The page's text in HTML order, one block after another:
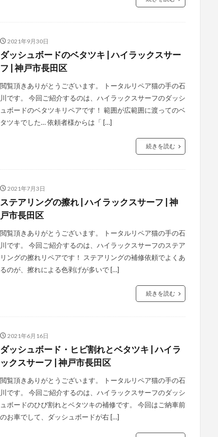
2021年9月30日
ダッシュボードのベタツキ | ハイラックスサー
フ | 神戸市長田区
閲覧頂きありがとうございます。 トータルリペア猫の手の石
川です。 今回ご紹介するのは、ハイラックスサーフのダッシ
ュボードのベタツキリペアです！ 範囲が広範囲に渡ってのベ
タツキでした… 依頼者様からは「 […]
続きを読む
2021年7月3日
ステアリングの擦れ | ハイラックスサーフ | 神
戸市長田区
閲覧頂きありがとうございます。 トータルリペア猫の手の石
川です。 今回ご紹介するのは、ハイラックスサーフのステア
リングの擦れリペアです！ ステアリングの補修依頼でよくあ
るのが、擦れによる色剥げが多いで […]
続きを読む
2021年6月16日
ダッシュボード・ヒビ割れとベタツキ | ハイラ
ックスサーフ | 神戸市長田区
閲覧頂きありがとうございます。 トータルリペア猫の手の石
川です。 今回ご紹介するのは、ハイラックスサーフのダッシ
ュボードのひび割れとベタツキの補修です。 今回はご納車前
のお車でして、ダッシュボードが右 […]